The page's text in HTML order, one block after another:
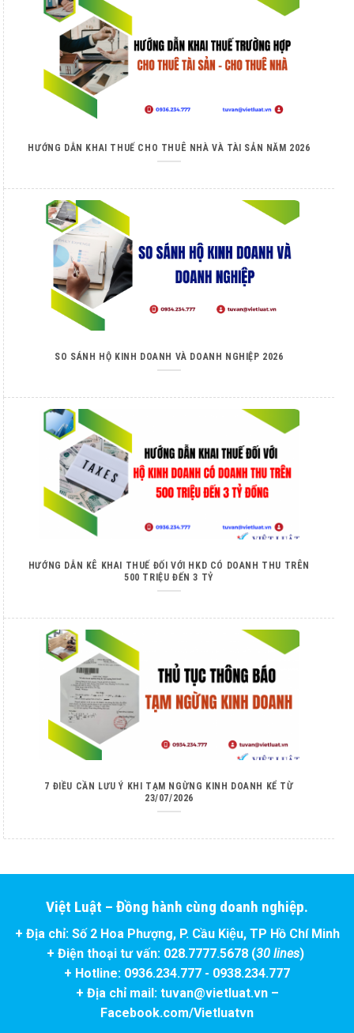
HƯỚNG DẪN KHAI THUẾ CHO THUÊ NHÀ VÀ TÀI SẢN NĂM 2026
SO SÁNH HỘ KINH DOANH VÀ DOANH NGHIỆP 2026
HƯỚNG DẪN KÊ KHAI THUẾ ĐỐI VỚI HKD CÓ DOANH THU TRÊN
500 TRIỆU ĐẾN 3 TỶ
7 ĐIỀU CẦN LƯU Ý KHI TẠM NGỪNG KINH DOANH KỂ TỪ
23/07/2026
Việt Luật – Đồng hành cùng doanh nghiệp.
+ Địa chỉ: Số 2 Hoa Phượng, P. Cầu Kiệu, TP Hồ Chí Minh
+ Điện thoại tư vấn: 028.7777.5678 (30 lines)
+ Hotline: 0936.234.777 - 0938.234.777
+ Địa chỉ mail: tuvan@vietluat.vn –
Facebook.com/Vietluatvn